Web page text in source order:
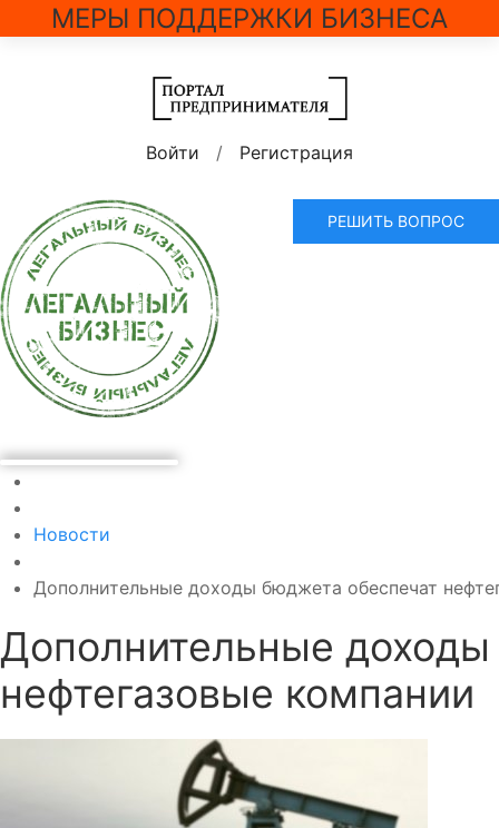
МЕРЫ ПОДДЕРЖКИ БИЗНЕСА
Войти / Регистрация
РЕШИТЬ ВОПРОС
Новости
Дополнительные доходы бюджета обеспечат
Дополнительные
нефтегазовые компании